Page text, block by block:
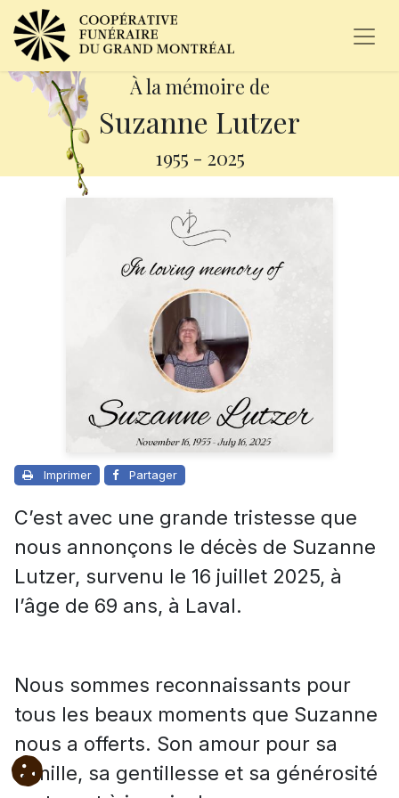
À la mémoire de
Suzanne Lutzer
1955 - 2025
Imprimer Partager
C’est avec une grande tristesse que
nous annonçons le décès de Suzanne
Lutzer, survenu le 16 juillet 2025, à
l’âge de 69 ans, à Laval.
Nous sommes reconnaissants pour
tous les beaux moments que Suzanne
nous a offerts. Son amour pour sa
famille, sa gentillesse et sa générosité